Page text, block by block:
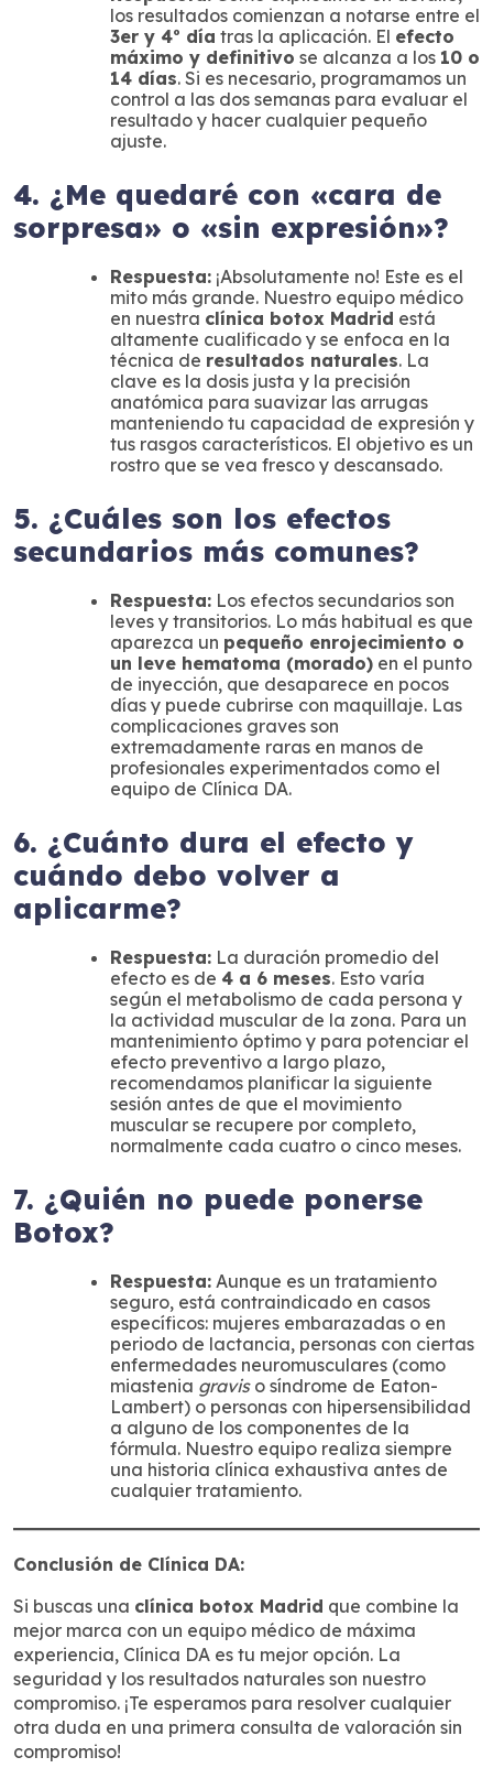
los resultados comienzan a notarse entre el
3er y 4º día tras la aplicación. El efecto
máximo y definitivo se alcanza a los 10 o
14 días. Si es necesario, programamos un
control a las dos semanas para evaluar el
resultado y hacer cualquier pequeño
ajuste.
4. ¿Me quedaré con «cara de
sorpresa» o «sin expresión»?
Respuesta: ¡Absolutamente no! Este es el
mito más grande. Nuestro equipo médico
en nuestra clínica botox Madrid está
altamente cualificado y se enfoca en la
técnica de resultados naturales. La
clave es la dosis justa y la precisión
anatómica para suavizar las arrugas
manteniendo tu capacidad de expresión y
tus rasgos característicos. El objetivo es un
rostro que se vea fresco y descansado.
5. ¿Cuáles son los efectos
secundarios más comunes?
Respuesta: Los efectos secundarios son
leves y transitorios. Lo más habitual es que
aparezca un pequeño enrojecimiento o
un leve hematoma (morado) en el punto
de inyección, que desaparece en pocos
días y puede cubrirse con maquillaje. Las
complicaciones graves son
extremadamente raras en manos de
profesionales experimentados como el
equipo de Clínica DA.
6. ¿Cuánto dura el efecto y
cuándo debo volver a
aplicarme?
Respuesta: La duración promedio del
efecto es de 4 a 6 meses. Esto varía
según el metabolismo de cada persona y
la actividad muscular de la zona. Para un
mantenimiento óptimo y para potenciar el
efecto preventivo a largo plazo,
recomendamos planificar la siguiente
sesión antes de que el movimiento
muscular se recupere por completo,
normalmente cada cuatro o cinco meses.
7. ¿Quién no puede ponerse
Botox?
Respuesta: Aunque es un tratamiento
seguro, está contraindicado en casos
específicos: mujeres embarazadas o en
periodo de lactancia, personas con ciertas
enfermedades neuromusculares (como
miastenia graviso síndrome de Eaton-
Lambert) o personas con hipersensibilidad
a alguno de los componentes de la
fórmula. Nuestro equipo realiza siempre
una historia clínica exhaustiva antes de
cualquier tratamiento.
Conclusión de Clínica DA:
Si buscas una clínica botox Madrid que combine la
mejor marca con un equipo médico de máxima
experiencia, Clínica DA es tu mejor opción. La
seguridad y los resultados naturales son nuestro
compromiso. ¡Te esperamos para resolver cualquier
otra duda en una primera consulta de valoración sin
compromiso!